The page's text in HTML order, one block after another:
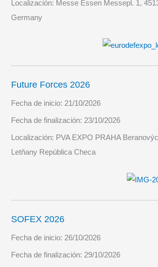
Localización: Messe Essen Messepl. 1,
Germany
Future Forces 2026
Fecha de inicio: 21/10/2026
Fecha de finalización: 23/10/2026
Localización: PVA EXPO PRAHA
Letňany República Checa
SOFEX 2026
Fecha de inicio: 26/10/2026
Fecha de finalización: 29/10/2026